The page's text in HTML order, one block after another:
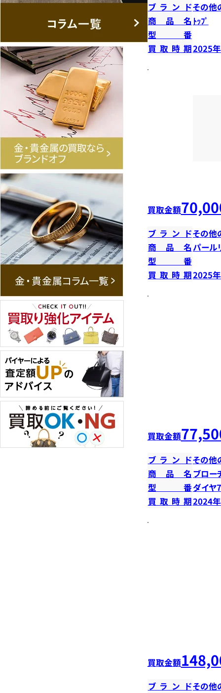
ブランドその他
商品名 ﾄｯﾌﾟ
型番
買取時期2025
買取金額
ブランドその他
商品名 パール
型番
買取時期2025
買取金額
ブランドその他
商品名 ブロー
型番ダイヤ
買取時期2024
買取金額
ブランドその他